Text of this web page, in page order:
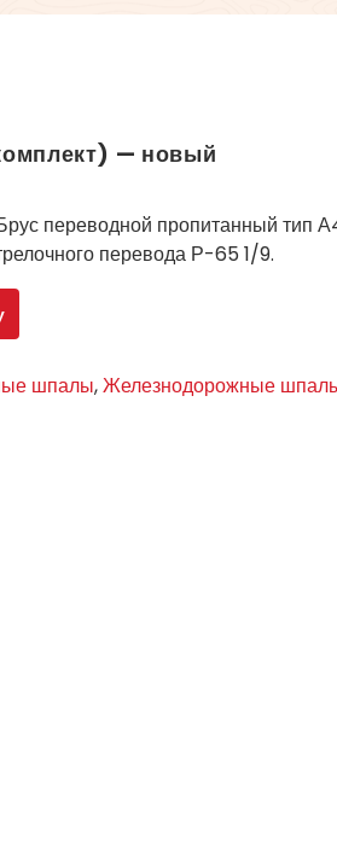
— новый
переводной пропитанный тип
перевода Р-65 1/9.
шпалы,Железнодорожные